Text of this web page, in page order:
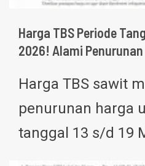
Harga TBS Periode
2026! Alami Penurunan
Harga TBS sawit
penurunan harga
tanggal 13 s/d 19